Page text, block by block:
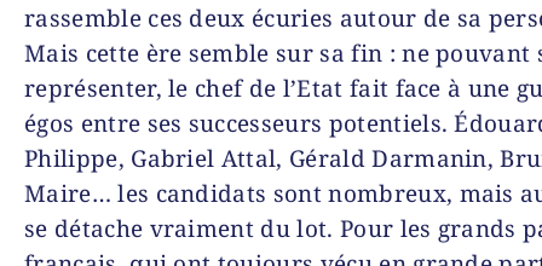
rassemble ces deux écuries autour de sa
Mais cette ère semble sur sa fin : ne pouvant
représenter, le chef de l’Etat fait face à une
égos entre ses successeurs potentiels.
Philippe, Gabriel Attal, Gérald Darmanin,
Maire… les candidats sont nombreux, mais
se détache vraiment du lot. Pour les grands